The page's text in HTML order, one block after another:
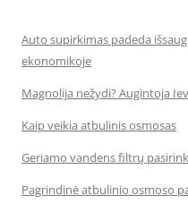
Auto supirkimas padeda
ekonomikoje
Magnolija nežydi? Augintoja
Kaip veikia atbulinis osmosas
Geriamo vandens filtrų
Pagrindinė atbulinio osmoso